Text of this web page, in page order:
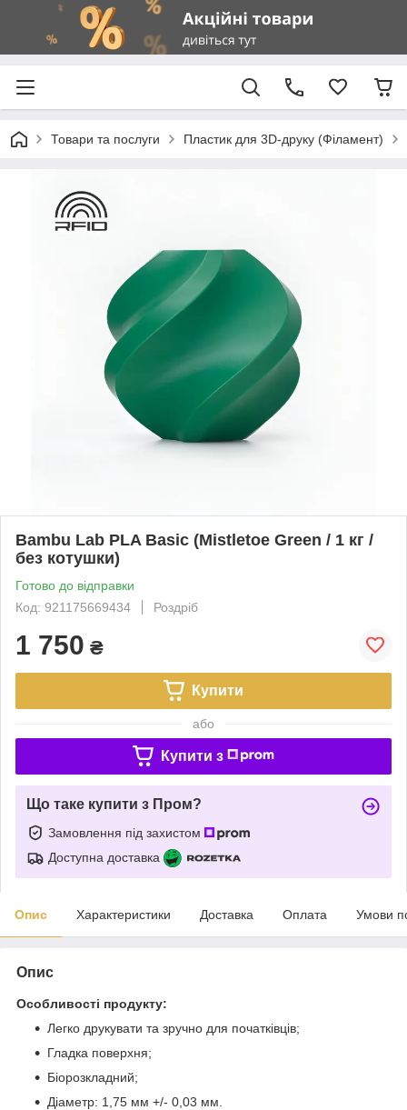
Товари та послуги Пластик для 3D-друку (Філамент)
Bambu Lab PLA Basic (Mistletoe Green / 1 кг /
без котушки)
Готово до відправки
Код: 921175669434
Роздріб
1 750 ₴
Купити
або
Купити з
Що таке купити з Пром?
Замовлення під захистом
Доступна доставка
Опис Характеристики Доставка Оплата Умови
Опис
Особливості продукту:
Легко друкувати та зручно для початківців;
Гладка поверхня;
Біорозкладний;
Діаметр: 1,75 мм +/- 0,03 мм.